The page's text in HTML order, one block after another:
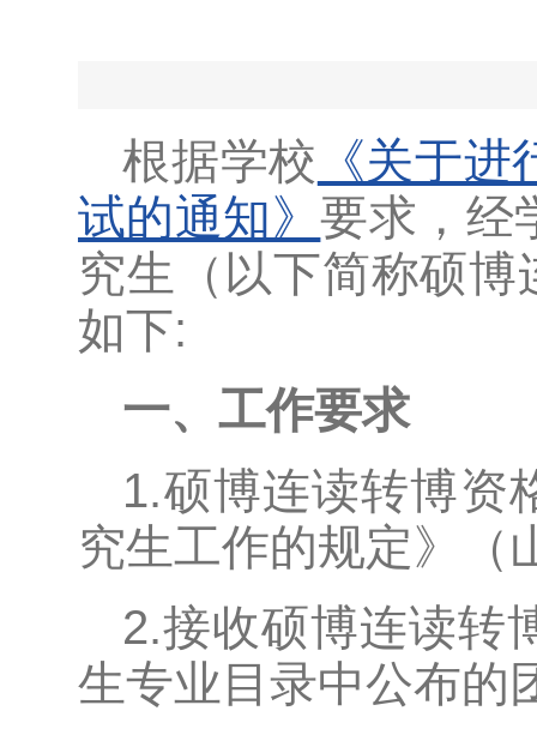
根据学校 《关于
试的通知》要求，经
究生（以下简称硕
如下:
一、工作要求
1.硕博连读转博资
究生工作的规定》（
2.接收硕博连读转
生专业目录中公布的